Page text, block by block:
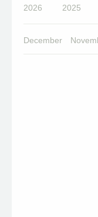
2026 2025
December